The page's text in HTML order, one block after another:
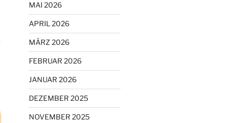
MAI 2026
APRIL 2026
MÄRZ 2026
FEBRUAR 2026
JANUAR 2026
DEZEMBER 2025
NOVEMBER 2025